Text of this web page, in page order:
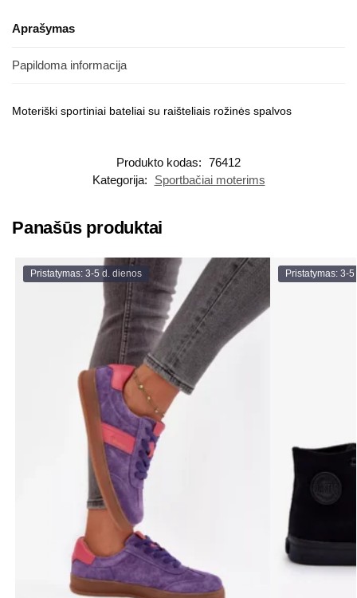
Aprašymas
Papildoma informacija
Moteriški sportiniai bateliai su raišteliais rožinės spalvos
Produkto kodas: 76412
Kategorija:
Sportbačiai moterims
Panašūs produktai
Pristatymas: 3-5 d. dienos Pristatymas: 3-